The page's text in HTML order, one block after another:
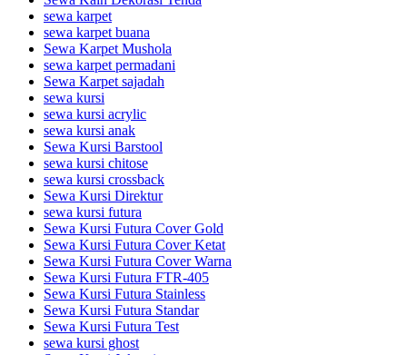
sewa karpet
sewa karpet buana
Sewa Karpet Mushola
sewa karpet permadani
Sewa Karpet sajadah
sewa kursi
sewa kursi acrylic
sewa kursi anak
Sewa Kursi Barstool
sewa kursi chitose
sewa kursi crossback
Sewa Kursi Direktur
sewa kursi futura
Sewa Kursi Futura Cover Gold
Sewa Kursi Futura Cover Ketat
Sewa Kursi Futura Cover Warna
Sewa Kursi Futura FTR-405
Sewa Kursi Futura Stainless
Sewa Kursi Futura Standar
Sewa Kursi Futura Test
sewa kursi ghost